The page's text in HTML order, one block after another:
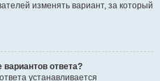
изменять вариант, за который
ответа?
устанавливается